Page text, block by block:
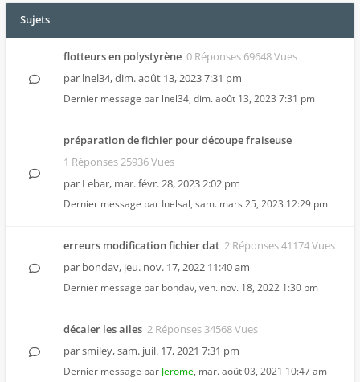
Sujets
flotteurs en polystyrène 0 Réponses 69648 Vues
par lnel34,dim. août 13, 2023 7:31 pm
Dernier message par lnel34, dim. août 13, 2023 7:31 pm
préparation de fichier pour découpe fraiseuse
1 Réponses 25936 Vues
par Lebar, mar. févr. 28, 2023 2:02 pm
Dernier message par Inelsal, sam. mars 25, 2023 12:29 pm
erreurs modification fichier dat 2 Réponses 41174 Vues
par bondav, jeu. nov. 17, 2022 11:40 am
Dernier message par bondav, ven. nov. 18, 2022 1:30 pm
décaler les ailes 2 Réponses 34568 Vues
parsmiley,sam. juil. 17, 2021 7:31 pm
Dernier message par Jerome, mar. août 03, 2021 10:47 am